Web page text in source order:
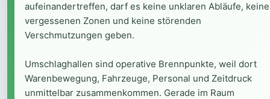
aufeinandertreffen, darf es keine unklaren Abläufe, keine
vergessenen Zonen und keine störenden
Verschmutzungen geben.
Umschlaghallen sind operative Brennpunkte, weil dort
Warenbewegung, Fahrzeuge, Personal und Zeitdruck
unmittelbar zusammenkommen. Gerade im Raum